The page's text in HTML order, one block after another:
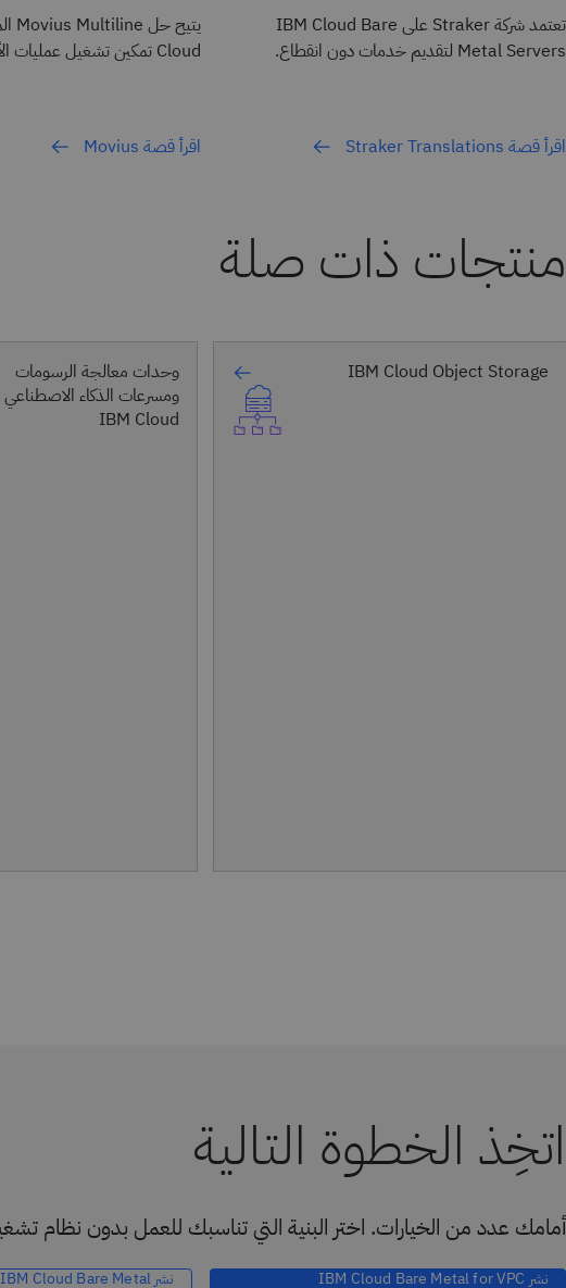
تعتمد شركة Straker على IBM Cloud Bare
Metal Servers لتقديم خدمات دون انقطاع.
اقرأ قصة Straker Translations
Cloud تمكين تشغيل عمليات الأعمال من أي مكان.
اقرأ قصة Movius
منتجات ذات صلة
IBM Cloud Object Storage
وحدات معالجة الرسومات
ومسرعات الذكاء
IBM Cloud
اتخِذ الخطوة التالية
أمامك عدد من الخيارات. اختر البنية التي تناسبك للعمل بدون نظام
نشر IBM Cloud Bare Metal for VPC نشر IBM Cloud Bare Metal للبنية الكلاسيكية